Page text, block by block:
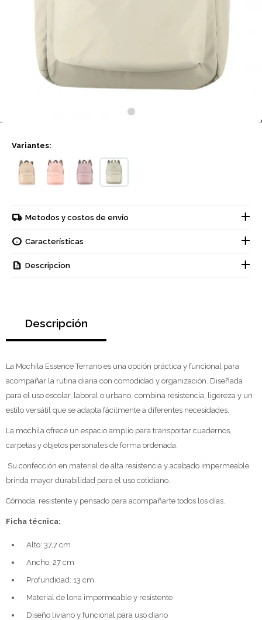
Variantes:
Metodos y costos de envío
Características
Descripcion
Descripción
La Mochila Essence Terrano es una opción práctica y funcional para
acompañar la rutina diaria con comodidad y organización. Diseñada
para el uso escolar, laboral o urbano, combina resistencia, ligereza y un
estilo versátil que se adapta fácilmente a diferentes necesidades.
La mochila ofrece un espacio amplio para transportar cuadernos,
carpetas y objetos personales de forma ordenada.
Su confección en material de alta resistencia y acabado impermeable
brinda mayor durabilidad para el uso cotidiano.
Cómoda, resistente y pensado para acompañarte todos los días.
Ficha técnica:
Alto: 37,7 cm
Ancho: 27 cm
Profundidad: 13 cm
Material de lona impermeable y resistente
Diseño liviano y funcional para uso diario